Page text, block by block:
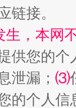
链接。
生，本网
供您的个
泄漏； ⑶
的个人